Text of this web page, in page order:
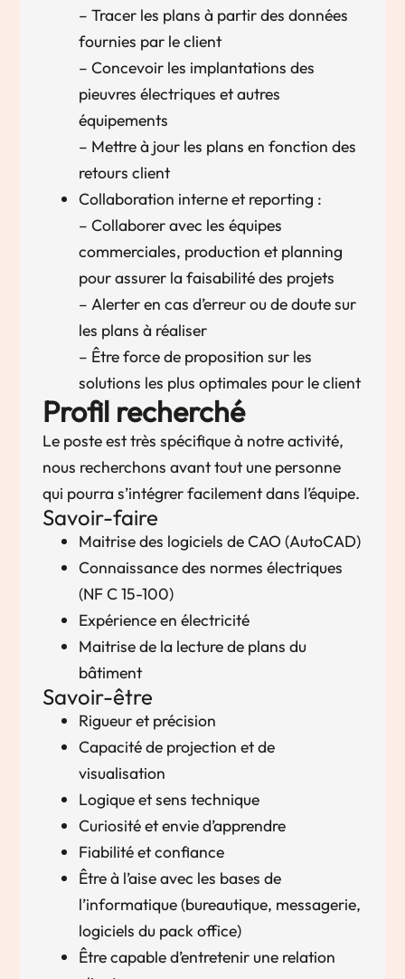
– Tracer les plans à partir des données
fournies par le client
– Concevoir les implantations des
pieuvres électriques et autres
équipements
– Mettre à jour les plans en fonction des
retours client
Collaboration interne et reporting :
– Collaborer avec les équipes
commerciales, production et planning
pour assurer la faisabilité des projets
– Alerter en cas d’erreur ou de doute sur
les plans à réaliser
– Être force de proposition sur les
solutions les plus optimales pour le client
Profil recherché
Le poste est très spécifique à notre activité,
nous recherchons avant tout une personne
qui pourra s’intégrer facilement dans l’équipe.
Savoir-faire
Maitrise des logiciels de CAO (AutoCAD)
Connaissance des normes électriques
(NF C 15-100)
Expérience en électricité
Maitrise de la lecture de plans du
bâtiment
Savoir-être
Rigueur et précision
Capacité de projection et de
visualisation
Logique et sens technique
Curiosité et envie d’apprendre
Fiabilité et confiance
Être à l’aise avec les bases de
l’informatique (bureautique, messagerie,
logiciels du pack office)
Être capable d’entretenir une relation